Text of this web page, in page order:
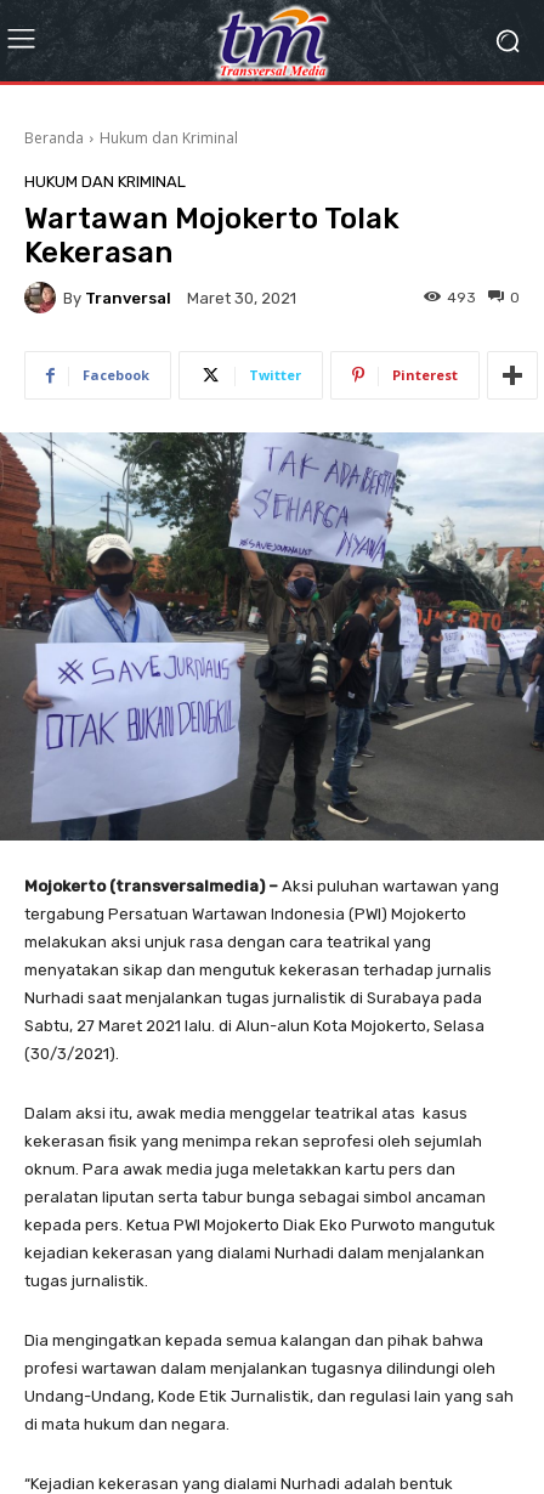
Beranda Hukum dan Kriminal
HUKUM DAN KRIMINAL
Wartawan Mojokerto Tolak
Kekerasan
By Tranversal Maret 30, 2021 0
493
Facebook Twitter Pinterest
Mojokerto (transversalmedia) – Aksi puluhan wartawan yang
tergabung Persatuan Wartawan Indonesia (PWI) Mojokerto
melakukan aksi unjuk rasa dengan cara teatrikal yang
menyatakan sikap dan mengutuk kekerasan terhadap jurnalis
Nurhadi saat menjalankan tugas jurnalistik di Surabaya pada
Sabtu, 27 Maret 2021 lalu. di Alun-alun Kota Mojokerto, Selasa
(30/3/2021).
Dalam aksi itu, awak media menggelar teatrikal atas kasus
kekerasan fisik yang menimpa rekan seprofesi oleh sejumlah
oknum. Para awak media juga meletakkan kartu pers dan
peralatan liputan serta tabur bunga sebagai simbol ancaman
kepada pers. Ketua PWI Mojokerto Diak Eko Purwoto mangutuk
kejadian kekerasan yang dialami Nurhadi dalam menjalankan
tugas jurnalistik.
Dia mengingatkan kepada semua kalangan dan pihak bahwa
profesi wartawan dalam menjalankan tugasnya dilindungi oleh
Undang-Undang, Kode Etik Jurnalistik, dan regulasi lain yang sah
di mata hukum dan negara.
“Kejadian kekerasan yang dialami Nurhadi adalah bentuk